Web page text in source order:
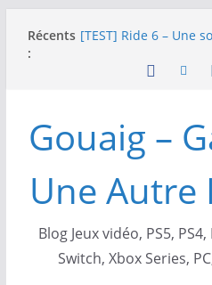
Récents
:
SWITCH 2 :
[TEST] Ride 6 – Une
retour !
[TEST] Screamer –
Gouaig –
Une Autre
Blog Jeux vidéo, PS5,
Switch, Xbox Series,